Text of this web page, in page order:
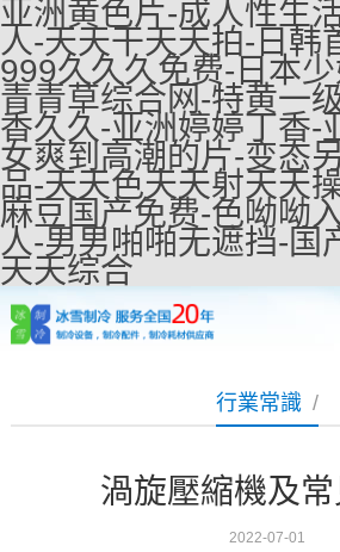
亚洲黄色片-成人性生
人-天天干天天拍-日韩
999久久久免费-日本
青青草综合网-特黄一
香久久-亚洲婷婷丁香-
女爽到高潮的片-变态
品-天天色天天射天天
麻豆国产免费-色呦呦
人-男男啪啪无遮挡-国
天天综合
行業常識 /
渦旋壓縮機及
2022-07-01